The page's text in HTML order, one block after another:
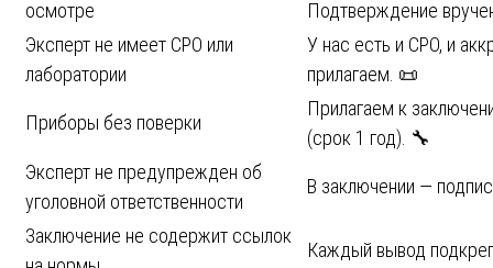
осмотре
Подтверждение
Эксперт не имеет СРО или
лаборатории
У нас есть и СРО, и
прилагаем. 📜
Приборы без поверки
Прилагаем к
(срок 1 год). 🔧
Эксперт не предупрежден об
уголовной ответственности
В заключении —
Заключение не содержит ссылок
Каждый вывод